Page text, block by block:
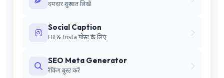
दमदार शुरुआत लिखें
Social Caption
FB & Insta पोस्ट के लिए
SEO Meta Generator
रैंकिंग बूस्ट करें